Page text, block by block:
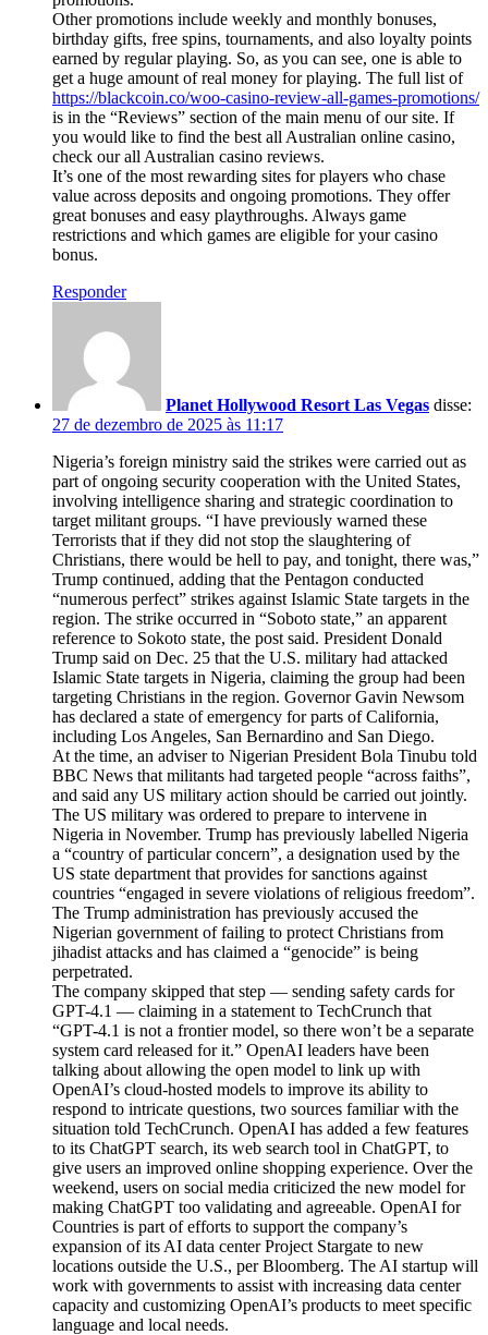
Other promotions include weekly and monthly bonuses,
birthday gifts, free spins, tournaments, and also loyalty points
earned by regular playing. So, as you can see, one is able to
get a huge amount of real money for playing. The full list of
https://blackcoin.co/woo-casino-review-all-games-promotions/
is in the “Reviews” section of the main menu of our site. If
you would like to find the best all Australian online casino,
check our all Australian casino reviews.
It’s one of the most rewarding sites for players who chase
value across deposits and ongoing promotions. They offer
great bonuses and easy playthroughs. Always game
restrictions and which games are eligible for your casino
bonus.
Responder
Planet Hollywood Resort Las Vegas disse:
27 de dezembro de 2025 às 11:17
Nigeria’s foreign ministry said the strikes were carried out as
part of ongoing security cooperation with the United States,
involving intelligence sharing and strategic coordination to
target militant groups. “I have previously warned these
Terrorists that if they did not stop the slaughtering of
Christians, there would be hell to pay, and tonight, there was,”
Trump continued, adding that the Pentagon conducted
“numerous perfect” strikes against Islamic State targets in the
region. The strike occurred in “Soboto state,” an apparent
reference to Sokoto state, the post said. President Donald
Trump said on Dec. 25 that the U.S. military had attacked
Islamic State targets in Nigeria, claiming the group had been
targeting Christians in the region. Governor Gavin Newsom
has declared a state of emergency for parts of California,
including Los Angeles, San Bernardino and San Diego.
At the time, an adviser to Nigerian President Bola Tinubu told
BBC News that militants had targeted people “across faiths”,
and said any US military action should be carried out jointly.
The US military was ordered to prepare to intervene in
Nigeria in November. Trump has previously labelled Nigeria
a “country of particular concern”, a designation used by the
US state department that provides for sanctions against
countries “engaged in severe violations of religious freedom”.
The Trump administration has previously accused the
Nigerian government of failing to protect Christians from
jihadist attacks and has claimed a “genocide” is being
perpetrated.
The company skipped that step — sending safety cards for
GPT-4.1 — claiming in a statement to TechCrunch that
“GPT-4.1 is not a frontier model, so there won’t be a separate
system card released for it.” OpenAI leaders have been
talking about allowing the open model to link up with
OpenAI’s cloud-hosted models to improve its ability to
respond to intricate questions, two sources familiar with the
situation told TechCrunch. OpenAI has added a few features
to its ChatGPT search, its web search tool in ChatGPT, to
give users an improved online shopping experience. Over the
weekend, users on social media criticized the new model for
making ChatGPT too validating and agreeable. OpenAI for
Countries is part of efforts to support the company’s
expansion of its AI data center Project Stargate to new
locations outside the U.S., per Bloomberg. The AI startup will
work with governments to assist with increasing data center
capacity and customizing OpenAI’s products to meet specific
language and local needs.